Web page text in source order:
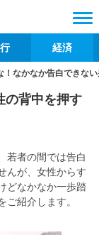
経済
！なかなか告白できな
の背中を押す
若者の間では告白
んが、女性からす
どなかなか一歩踏
紹介します。